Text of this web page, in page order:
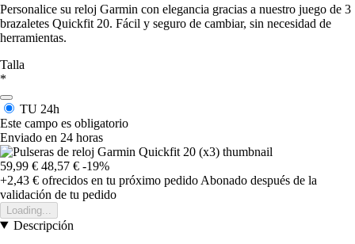
Personalice su reloj Garmin con elegancia gracias a nuestro juego de 3
brazaletes Quickfit 20. Fácil y seguro de cambiar, sin necesidad de
herramientas.
Talla
*
TU 24h
Este campo es obligatorio
Enviado en 24 horas
59,99 € 48,57 € -19%
+2,43 € ofrecidos en tu próximo pedido Abonado después de la
validación de tu pedido
Loading...
Descripción